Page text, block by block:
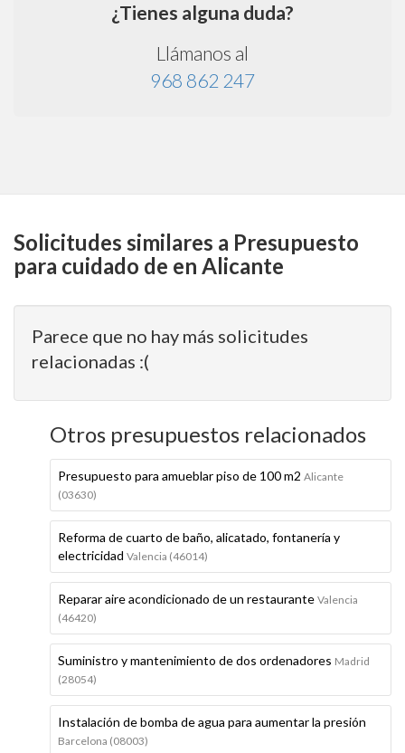
¿Tienes alguna duda?
Llámanos al
968 862 247
Solicitudes similares a Presupuesto
para cuidado de en Alicante
Parece que no hay más solicitudes
relacionadas :(
Otros presupuestos relacionados
Presupuesto para amueblar piso de 100 m2 Alicante
(03630)
Reforma de cuarto de baño, alicatado, fontanería y
electricidad Valencia (46014)
Reparar aire acondicionado de un restaurante Valencia
(46420)
Suministro y mantenimiento de dos ordenadores Madrid
(28054)
Instalación de bomba de agua para aumentar la presión
Barcelona (08003)